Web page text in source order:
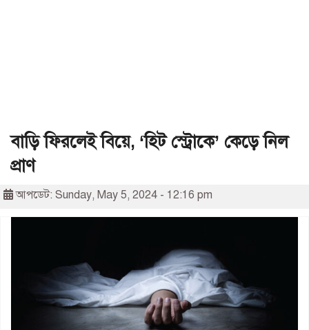
বাড়ি ফিরলেই বিয়ে, ‘হিট স্ট্রোকে’ কেড়ে নিল
প্রাণ
আপডেট: Sunday, May 5, 2024 - 12:16 pm